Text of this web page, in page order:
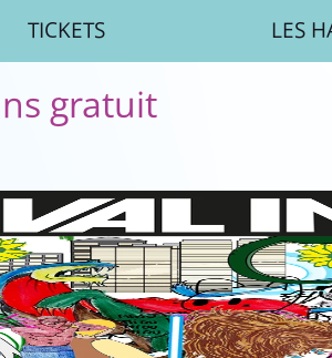
TICKETS LES
gratuit